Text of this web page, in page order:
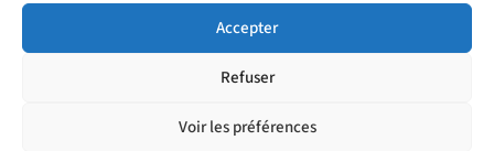
Accepter
Refuser
Voir les préférences